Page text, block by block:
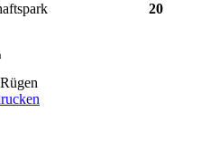
Landschaftspark 20